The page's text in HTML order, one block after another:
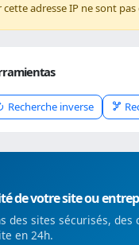
adresse IP ne sont
Recherche inverse
de votre site ou
des sites sécurisés,
en 24h.